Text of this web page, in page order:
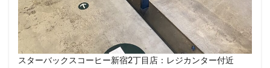
スターバックスコーヒー新宿2丁目店：レジカンター付近